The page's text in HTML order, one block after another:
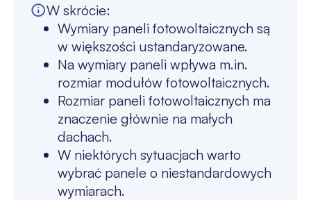
W skrócie:
Wymiary paneli fotowoltaicznych są
w większości ustandaryzowane.
Na wymiary paneli wpływa m.in.
rozmiar modułów fotowoltaicznych.
Rozmiar paneli fotowoltaicznych ma
znaczenie głównie na małych
dachach.
W niektórych sytuacjach warto
wybrać panele o niestandardowych
wymiarach.